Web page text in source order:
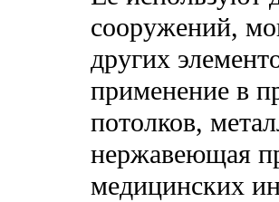
сооружений,
других
применение в
потолков,
нержавеющая
медицинских